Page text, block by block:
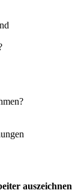
auszeichnen